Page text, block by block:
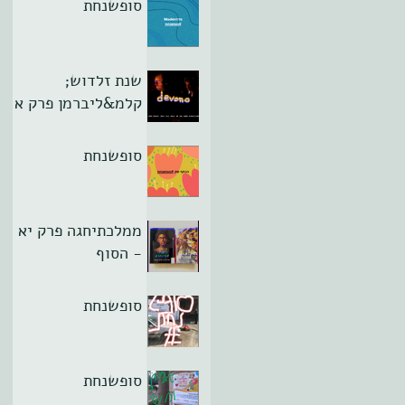
סופשנחת
שנת זלדוש;
קלמ&ליברמן פרק א
סופשנחת
ממלכתיחגה פרק יא
- הסוף
סופשנחת
סופשנחת